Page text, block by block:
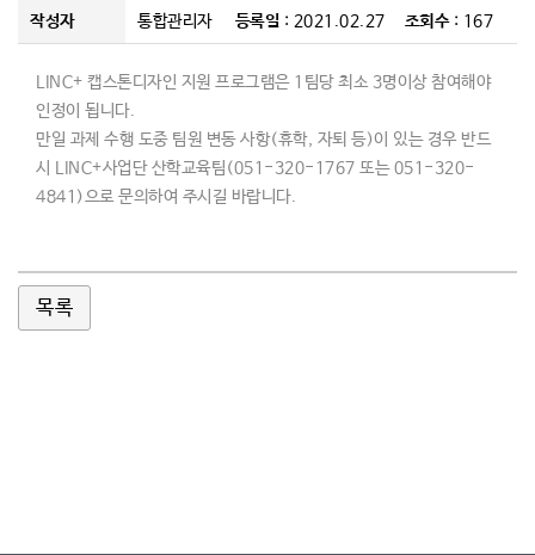
작성자 통합관리자 등록일 : 2021.02.27 조회수: 167
LINC+ 캡스톤디자인 지원 프로그램은 1 팀당 최소 3명이상 참여해야
인정이 됩니다.
만일 과제 수행 도중 팀원 변동 사항(휴학, 자퇴 등)이 있는 경우 반드
시
LINC+사업단 산학교육팀(051-320-1767 또는 051-320-
4841)으로 문의하여 주시길 바랍니다.
목록